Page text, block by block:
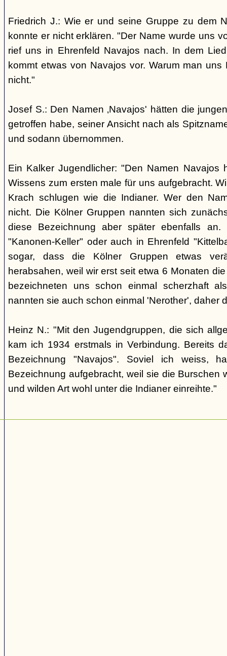
Friedrich J.: Wie er und seine Gruppe zu dem
konnte er nicht erklären. "Der Name wurde uns
rief uns in Ehrenfeld Navajos nach. In dem
kommt etwas von Navajos vor. Warum man
nicht."
Josef S.: Den Namen ‚Navajos' hätten die
getroffen habe, seiner Ansicht nach als
und sodann übernommen.
Ein Kalker Jugendlicher: "Den Namen Navajos
Wissens zum ersten male für uns aufgebracht.
Krach schlugen wie die Indianer. Wer den
nicht. Die Kölner Gruppen nannten sich
diese Bezeichnung aber später ebenfalls
"Kanonen-Keller" oder auch in Ehrenfeld
sogar, dass die Kölner Gruppen etwas
herabsahen, weil wir erst seit etwa 6 Monaten
bezeichneten uns schon einmal scherzhaft
nannten sie auch schon einmal 'Nerother', daher
Heinz N.: "Mit den Jugendgruppen, die sich
kam ich 1934 erstmals in Verbindung. Bereits
Bezeichnung "Navajos". Soviel ich weiss,
Bezeichnung aufgebracht, weil sie die Burschen
und wilden Art wohl unter die Indianer einreihte."